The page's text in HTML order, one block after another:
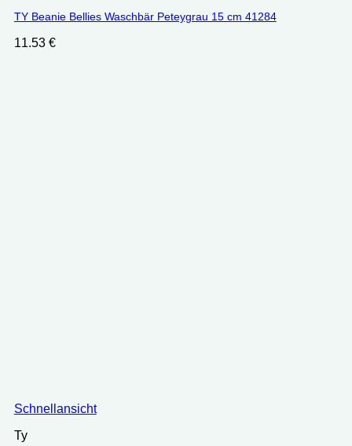
TY Beanie Bellies Waschbär Peteygrau 15 cm ‎41284
11.53 €
Schnellansicht
Ty